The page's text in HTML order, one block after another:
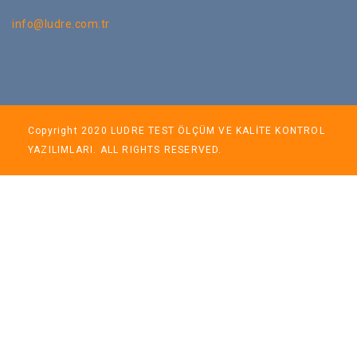
info@ludre.com.tr
Copyright 2020 LUDRE TEST ÖLÇÜM VE KALİTE KONTROL
YAZILIMLARI. ALL RIGHTS RESERVED.